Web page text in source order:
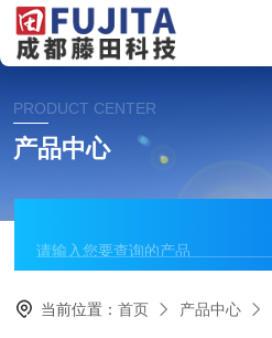
PRODUCT CENTER
产品中心
当前位置：首页 产品中心